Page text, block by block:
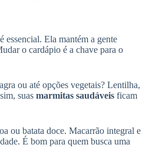
é essencial. Ela mantém a gente
o cardápio é a chave para o
ou até opções vegetais? Lentilha,
suas marmitas saudáveis ficam
ou batata doce. Macarrão integral e
É bom para quem busca uma